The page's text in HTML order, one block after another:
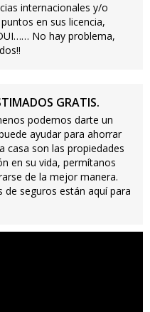
internacionales y/o
en sus licencia,
No hay problema,
GRATIS.
podemos darte un
ayudar para ahorrar
casa son las propiedades
en su vida, permítanos
de la mejor manera.
de seguros están aquí para